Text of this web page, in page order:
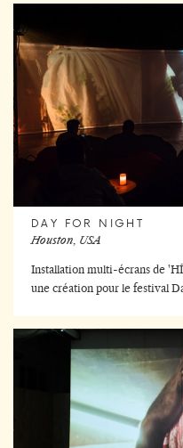
DAY FOR NIGHT
Houston, USA
Installation multi-écrans de
une création pour le festival